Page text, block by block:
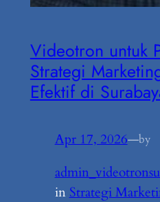
Videotron untuk
Strategi
Efektif di
Apr 17, 2026—by
in Strategi